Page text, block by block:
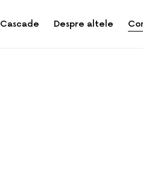
Cascade Despre altele